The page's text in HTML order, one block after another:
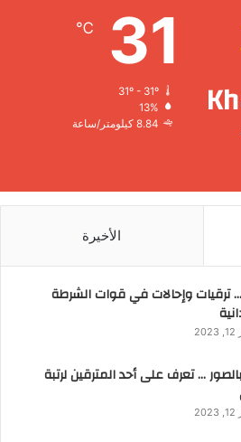
31
℃
31º - 31º
13%
8.84 كيلومتر/ساعة
الأخيرة
ترقيات وإحالات في قوات الشرطة
… تعرف على أحد المترقين لرتبة